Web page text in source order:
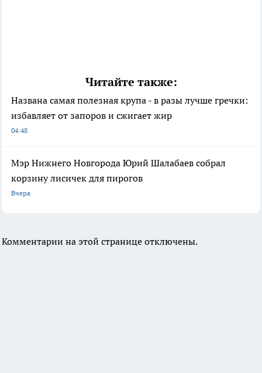
Читайте также:
Названа самая полезная крупа - в разы лучше гречки:
избавляет от запоров и сжигает жир
04:48
Мэр Нижнего Новгорода Юрий Шалабаев собрал
корзину лисичек для пирогов
Вчера
Комментарии на этой странице отключены.